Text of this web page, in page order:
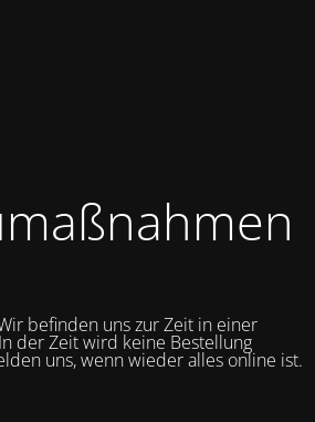
befinden uns zur Zeit in einer
der Zeit wird keine Bestellung
uns, wenn wieder alles online ist.